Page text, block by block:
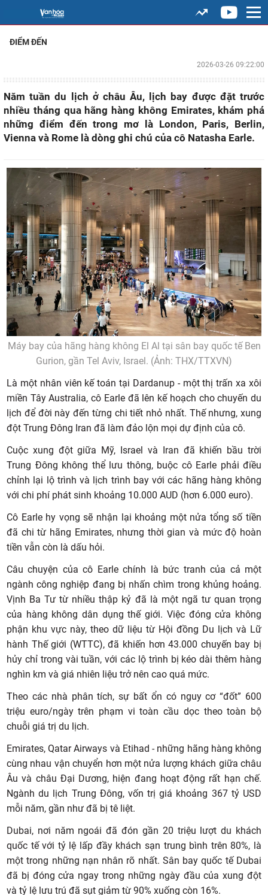
ĐIỂM ĐẾN
2026-03-26 09:22:00
Năm tuần du lịch ở châu Âu, lịch bay được đặt trước
nhiều tháng qua hãng hàng không Emirates, khám phá
những điểm đến trong mơ là London, Paris, Berlin,
Vienna và Rome là dòng ghi chú của cô Natasha Earle.
Máy bay của hãng hàng không El Al tại sân bay quốc tế Ben
Gurion, gần Tel Aviv, Israel. (Ảnh: THX/TTXVN)
Là một nhân viên kế toán tại Dardanup - một thị trấn xa xôi
miền Tây Australia, cô Earle đã lên kế hoạch cho chuyến du
lịch để đời này đến từng chi tiết nhỏ nhất. Thế nhưng, xung
đột Trung Đông Iran đã làm đảo lộn mọi dự định của cô.
Cuộc xung đột giữa Mỹ, Israel và Iran đã khiến bầu trời
Trung Đông không thể lưu thông, buộc cô Earle phải điều
chỉnh lại lộ trình và lịch trình bay với các hãng hàng không
với chi phí phát sinh khoảng 10.000 AUD (hơn 6.000 euro).
Cô Earle hy vọng sẽ nhận lại khoảng một nửa tổng số tiền
đã chi từ hãng Emirates, nhưng thời gian và mức độ hoàn
tiền vẫn còn là dấu hỏi.
Câu chuyện của cô Earle chính là bức tranh của cả một
ngành công nghiệp đang bị nhấn chìm trong khủng hoảng.
Vịnh Ba Tư từ nhiều thập kỷ đã là một ngã tư quan trọng
của hàng không dân dụng thế giới. Việc đóng cửa không
phận khu vực này, theo dữ liệu từ Hội đồng Du lịch và Lữ
hành Thế giới (WTTC), đã khiến hơn 43.000 chuyến bay bị
hủy chỉ trong vài tuần, với các lộ trình bị kéo dài thêm hàng
nghìn km và giá nhiên liệu trở nên cao quá mức.
Theo các nhà phân tích, sự bất ổn có nguy cơ “đốt” 600
triệu euro/ngày trên phạm vi toàn cầu dọc theo toàn bộ
chuỗi giá trị du lịch.
Emirates, Qatar Airways và Etihad - những hãng hàng không
cùng nhau vận chuyển hơn một nửa lượng khách giữa châu
Âu và châu Đại Dương, hiện đang hoạt động rất hạn chế.
Ngành du lịch Trung Đông, vốn trị giá khoảng 367 tỷ USD
mỗi năm, gần như đã bị tê liệt.
Dubai, nơi năm ngoái đã đón gần 20 triệu lượt du khách
quốc tế với tỷ lệ lấp đầy khách sạn trung bình trên 80%, là
một trong những nạn nhân rõ nhất. Sân bay quốc tế Dubai
đã bị đóng cửa ngay trong những ngày đầu của xung đột
và tỷ lệ lưu trú đã sụt giảm từ 90% xuống còn 16%.